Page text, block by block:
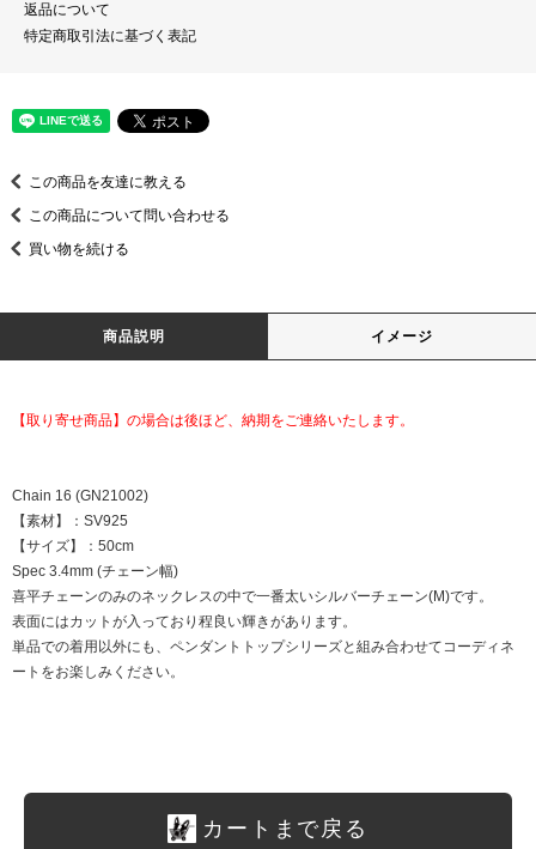
返品について
特定商取引法に基づく表記
この商品を友達に教える
この商品について問い合わせる
買い物を続ける
商品説明 イメージ
【取り寄せ商品】の場合は後ほど、納期をご連絡いたします。
Chain 16 (GN21002)
【素材】：SV925
【サイズ】：50cm
Spec 3.4mm (チェーン幅)
喜平チェーンのみのネックレスの中で一番太いシルバーチェーン(M)です。
表面にはカットが入っており程良い輝きがあります。
単品での着用以外にも、ペンダントトップシリーズと組み合わせてコーディネ
ートをお楽しみください。
カートまで戻る